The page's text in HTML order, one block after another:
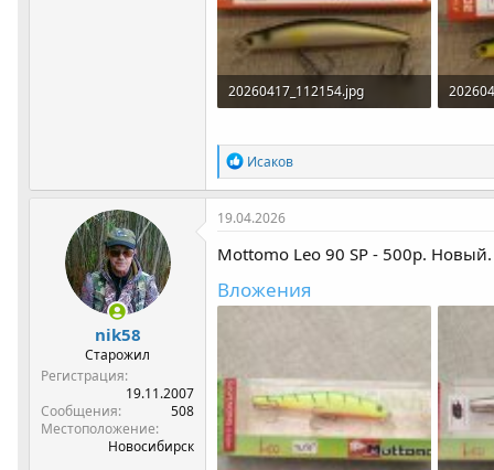
20260417_112154.jpg
Р
е
а
к
и
и
:
Исаков
nik58
Старожил
Регистрация
19.11.2007
Сообщения
508
Местоположение
Новосибирск
19.04.2026
Mottomo Leo 90 SP - 500р.
Вложения